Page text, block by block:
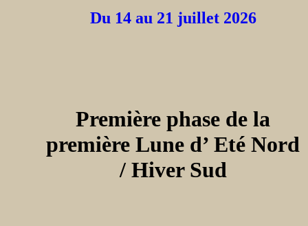
Du 14 au 21 juillet 2026
Première phase de la
première Lune d’ Eté Nord
/ Hiver Sud